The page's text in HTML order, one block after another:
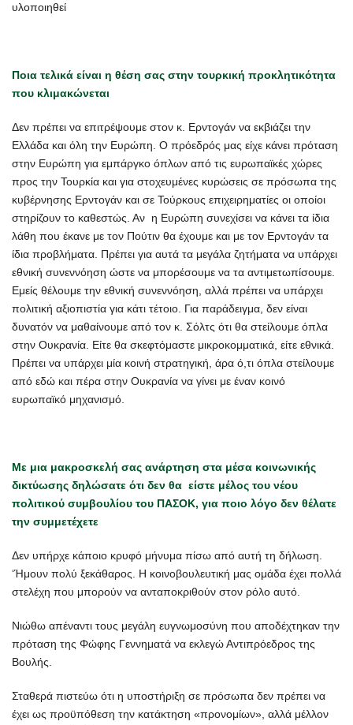
υλοποιηθεί
Ποια τελικά είναι η θέση σας στην τουρκική προκλητικότητα
που κλιμακώνεται
Δεν πρέπει να επιτρέψουμε στον κ. Ερντογάν να εκβιάζει την
Ελλάδα και όλη την Ευρώπη. Ο πρόεδρός μας είχε κάνει πρόταση
στην Ευρώπη για εμπάργκο όπλων από τις ευρωπαϊκές χώρες
προς την Τουρκία και για στοχευμένες κυρώσεις σε πρόσωπα της
κυβέρνησης Ερντογάν και σε Τούρκους επιχειρηματίες οι οποίοι
στηρίζουν το καθεστώς. Αν η Ευρώπη συνεχίσει να κάνει τα ίδια
λάθη που έκανε με τον Πούτιν θα έχουμε και με τον Ερντογάν τα
ίδια προβλήματα. Πρέπει για αυτά τα μεγάλα ζητήματα να υπάρχει
εθνική συνεννόηση ώστε να μπορέσουμε να τα αντιμετωπίσουμε.
Εμείς θέλουμε την εθνική συνεννόηση, αλλά πρέπει να υπάρχει
πολιτική αξιοπιστία για κάτι τέτοιο. Για παράδειγμα, δεν είναι
δυνατόν να μαθαίνουμε από τον κ. Σόλτς ότι θα στείλουμε όπλα
στην Ουκρανία. Είτε θα σκεφτόμαστε μικροκομματικά, είτε εθνικά.
Πρέπει να υπάρχει μία κοινή στρατηγική, άρα ό,τι όπλα στείλουμε
από εδώ και πέρα στην Ουκρανία να γίνει με έναν κοινό
ευρωπαϊκό μηχανισμό.
Με μια μακροσκελή σας ανάρτηση στα μέσα κοινωνικής
δικτύωσης δηλώσατε ότι δεν θα είστε μέλος του νέου
πολιτικού συμβουλίου του ΠΑΣΟΚ, για ποιο λόγο δεν θέλατε
την συμμετέχετε
Δεν υπήρχε κάποιο κρυφό μήνυμα πίσω από αυτή τη δήλωση.
‘Ήμουν πολύ ξεκάθαρος. Η κοινοβουλευτική μας ομάδα έχει πολλά
στελέχη που μπορούν να ανταποκριθούν στον ρόλο αυτό.
Νιώθω απέναντι τους μεγάλη ευγνωμοσύνη που αποδέχτηκαν την
πρόταση της Φώφης Γεννηματά να εκλεγώ Αντιπρόεδρος της
Βουλής.
Σταθερά πιστεύω ότι η υποστήριξη σε πρόσωπα δεν πρέπει να
έχει ως προϋπόθεση την κατάκτηση «προνομίων», αλλά μέλλον